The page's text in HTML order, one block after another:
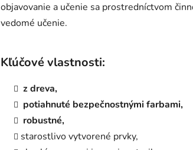
objavovanie a učenie sa prostredníctvom
vedomé učenie.
Kľúčové vlastnosti:
z dreva,
potiahnuté bezpečnostnými farbami,
robustné,
starostlivo vytvorené prvky,